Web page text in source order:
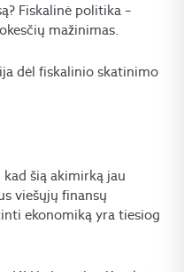
Fiskalinė politika –
mažinimas.
dėl fiskalinio skatinimo
šią akimirką jau
viešųjų finansų
ekonomiką yra tiesiog